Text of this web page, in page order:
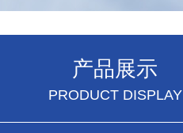
产品展示
PRODUCT DISPLAY